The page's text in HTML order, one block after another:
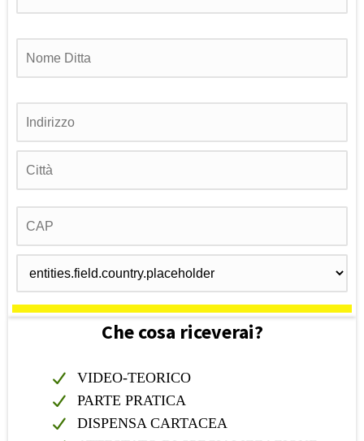
Che cosa riceverai?
VIDEO-TEORICO
PARTE PRATICA
DISPENSA CARTACEA